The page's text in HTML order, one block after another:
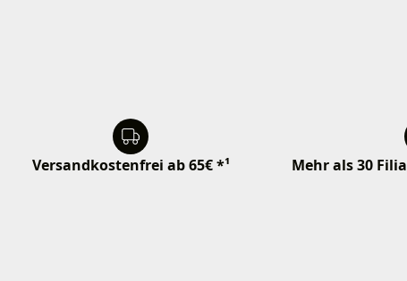
Versandkostenfrei ab 65€ *¹ Mehr als 30